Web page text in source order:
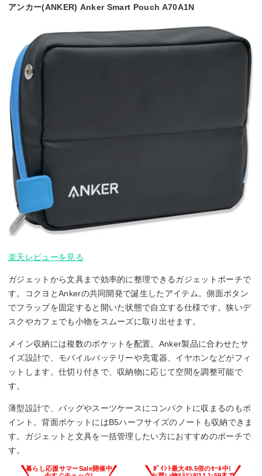
アンカー(ANKER) Anker Smart Pouch A70A1N
楽天レビューを見る
ガジェットから文具まで効率的に整理できるガジェットポーチで
す。コクヨとAnkerの共同開発で誕生したアイテム。側面ボタン
でフラップを固定すると開いた状態で自立する仕様です。狭いデ
スクやカフェでも小物をスムーズに取り出せます。
メイン収納には複数のポケットを配置。Anker製品に合わせたサ
イズ設計で、モバイルバッテリーや充電器、イヤホンなどがフィ
ットします。仕切り付きで、収納物に応じて空間を調整可能で
す。
薄型設計で、バッグやスーツケースにコンパクトに収まるのもポ
イント。背面ポケットにはB5ハーフサイズのノートも収納できま
す。ガジェットと文具を一括管理したい方におすすめのポーチで
す。